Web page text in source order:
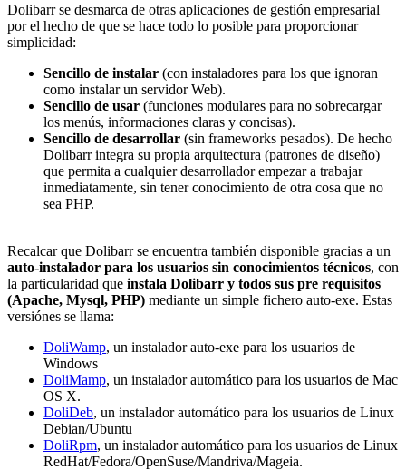
Dolibarr se desmarca de otras aplicaciones de gestión empresarial
por el hecho de que se hace todo lo posible para proporcionar
simplicidad:
Sencillo de instalar (con instaladores para los que ignoran
como instalar un servidor Web).
Sencillo de usar (funciones modulares para no sobrecargar
los menús, informaciones claras y concisas).
Sencillo de desarrollar (sin frameworks pesados). De hecho
Dolibarr integra su propia arquitectura (patrones de diseño)
que permita a cualquier desarrollador empezar a trabajar
inmediatamente, sin tener conocimiento de otra cosa que no
sea PHP.
Recalcar que Dolibarr se encuentra también disponible gracias a un
auto-instalador para los usuarios sin conocimientos técnicos, con
la particularidad que instala Dolibarr y todos sus pre requisitos
(Apache, Mysql, PHP) mediante un simple fichero auto-exe. Estas
versiónes se llama:
DoliWamp, un instalador auto-exe para los usuarios de
Windows
DoliMamp, un instalador automático para los usuarios de Mac
OS X.
DoliDeb, un instalador automático para los usuarios de Linux
Debian/Ubuntu
DoliRpm, un instalador automático para los usuarios de Linux
RedHat/Fedora/OpenSuse/Mandriva/Mageia.